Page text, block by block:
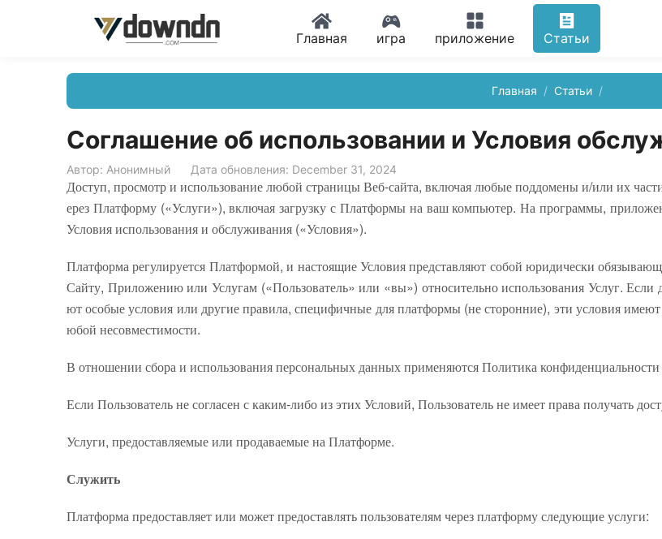
Главная игра приложение Статьи
Главная Статьи
Соглашение об использовании и Условия
Автор: Анонимный Дата обновления: December 31, 2024
Доступ, просмотр и использование любой страницы Веб-сайта, включая любые поддомены и/или их
ерез Платформу («Услуги»), включая загрузку с Платформы на ваш компьютер. На программы,
Условия использования и обслуживания («Условия»).
Платформа регулируется Платформой, и настоящие Условия представляют собой юридически
Сайту, Приложению или Услугам («Пользователь» или «вы») относительно использования Услуг. Если
ют особые условия или другие правила, специфичные для платформы (не сторонние), эти условия
юбой несовместимости.
В отношении сбора и использования персональных данных применяются Политика
Если Пользователь не согласен с каким-либо из этих Условий, Пользователь не имеет права получать
Услуги, предоставляемые или продаваемые на Платформе.
Служить
Платформа предоставляет или может предоставлять пользователям через платформу следующие услуги: